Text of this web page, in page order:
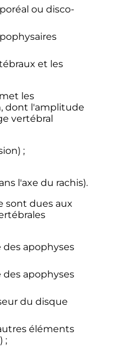
ou disco-
et les
les
dont l'amplitude
vertébral
;
l'axe du rachis).
sont dues aux
des apophyses
des apophyses
du disque
éléments
;